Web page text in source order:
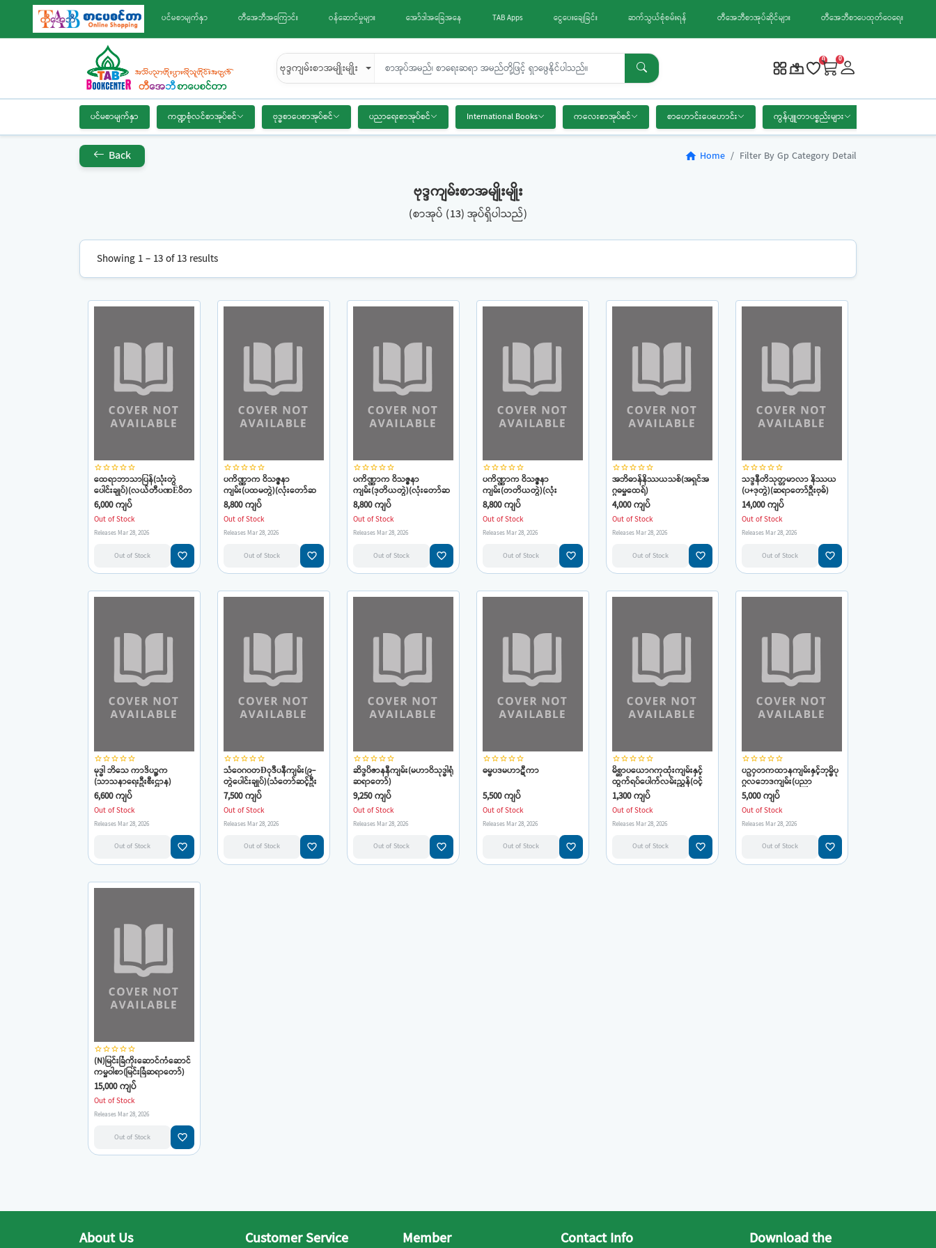
ပင်မစာမျက်နှာ တီအေဘီအကြောင်း ဝန်ဆောင်မှုများ အော်ဒါအခြေအနေ TAB Apps ငွေပေးချေခြင်း ဆက်သွယ်စုံစမ်းရန် တီအေဘီစာအုပ်ဆိုင်များ တီအေဘီစာပေထုတ်ဝေရေး
ဗုဒ္ဒကျမ်းစာအမျိုးမျိုး
0 0
ပင်မစာမျက်နှာ ကဏ္ဍစုံလင်စာအုပ်စင် ဗုဒ္ဓစာပေစာအုပ်စင် ပညာရေးစာအုပ်စင် International Books ကလေးစာအုပ်စင် စာဟောင်းပေဟောင်း ကွန်ပျူတာပစ္စည်းများ
Back home Home Filter By Gp Category Detail
ဗုဒ္ဒကျမ်းစာအမျိုးမျိုး
(စာအုပ် (13) အုပ်ရှိပါသည်)
Showing 1 – 13 of 13 results
star_borderstar_borderstar_borderstar_borderstar_border
ထေရာဘာသာပြန်(သုံးတွဲ
ပေါင်းချုပ်)(လယ်တီပဏËိတ
ဦးမောင်ကြီး)
6,000 ကျပ်
Out of Stock
Releases Mar 28, 2026
Out of Stock favorite_border
star_borderstar_borderstar_borderstar_borderstar_border
ပကိဏ္ဏာက ဝိသဇ္ဇနာ
ကျမ်း(ပထမတွဲ)(လုံးတော်ဆ
ရာတော်ကြီး)
8,800 ကျပ်
Out of Stock
Releases Mar 28, 2026
Out of Stock favorite_border
star_borderstar_borderstar_borderstar_borderstar_border
ပကိဏ္ဏာက ဝိသဇ္ဇနာ
ကျမ်း(ဒုတိယတွဲ)(လုံးတော်ဆ
ရာတော်ကြီး)
8,800 ကျပ်
Out of Stock
Releases Mar 28, 2026
Out of Stock favorite_border
star_borderstar_borderstar_borderstar_borderstar_border
ပကိဏ္ဏာက ဝိသဇ္ဇနာ
ကျမ်း(တတိယတွဲ)(လုံး
တော်ဆရာတော်ကြီး)
8,800 ကျပ်
Out of Stock
Releases Mar 28, 2026
Out of Stock favorite_border
star_borderstar_borderstar_borderstar_borderstar_border
အဘိဓာန်နိဿယသစ်(အရှင်အ
ဂ္ဂဓမ္မထေရ်)
4,000 ကျပ်
Out of Stock
Releases Mar 28, 2026
Out of Stock favorite_border
star_borderstar_borderstar_borderstar_borderstar_border
သဒ္ဒနီတိသုတ္တမာလာ နိဿယ
(ပ+ဒုတွဲ)(ဆရာတော်ဦးဗုဓ်)
14,000 ကျပ်
Out of Stock
Releases Mar 28, 2026
Out of Stock favorite_border
star_borderstar_borderstar_borderstar_borderstar_border
မုဒ္ဓါ ဘိသေ ကာဒိပဉ္စက
(သာသနာရေးဦးစီးဌာန)
6,600 ကျပ်
Out of Stock
Releases Mar 28, 2026
Out of Stock favorite_border
star_borderstar_borderstar_borderstar_borderstar_border
သံဝေဂ၀တÐုဒီပနီကျမ်း(၉-
တွဲပေါင်းချုပ်)(သံတော်ဆင့်ဦး
ဘိုးအို)(ဒက္ခိဏာရာမ
ဆရာတော်ဘုရားကြီးအရှင်ဇာဂ
ရာဘိဓဇ)
7,500 ကျပ်
Out of Stock
Releases Mar 28, 2026
Out of Stock favorite_border
star_borderstar_borderstar_borderstar_borderstar_border
ဆိဒ္ဒပိဇာနနီကျမ်း(မဟာဝိသုဒ္ဓါရုံ
ဆရာတော်)
9,250 ကျပ်
Out of Stock
Releases Mar 28, 2026
Out of Stock favorite_border
star_borderstar_borderstar_borderstar_borderstar_border
ဓမ္မပဒမဟာဋီကာ
5,500 ကျပ်
Out of Stock
Releases Mar 28, 2026
Out of Stock favorite_border
star_borderstar_borderstar_borderstar_borderstar_border
မိစ္ဆာပယောဂကုထုံးကျမ်းနှင့်
ထွက်ရပ်ပေါက်လမ်းညွှန်(ဝင့်
စာပေ)
1,300 ကျပ်
Out of Stock
Releases Mar 28, 2026
Out of Stock favorite_border
star_borderstar_borderstar_borderstar_borderstar_border
ပဥှာကထာနကျမ်းနှင့်ဘုမ္မိပု
ဂ္ဂလဘေဒကျမ်း(ပညာ
အလင်းပြ)
5,000 ကျပ်
Out of Stock
Releases Mar 28, 2026
Out of Stock favorite_border
star_borderstar_borderstar_borderstar_borderstar_border
(N)မြင်းခြံကိုးဆောင်ကံဆောင်
ကမ္မဝါစာ(မြင်းခြံဆရာတော်)
15,000 ကျပ်
Out of Stock
Releases Mar 28, 2026
Out of Stock favorite_border
About Us Customer Service Member Contact Info Download the